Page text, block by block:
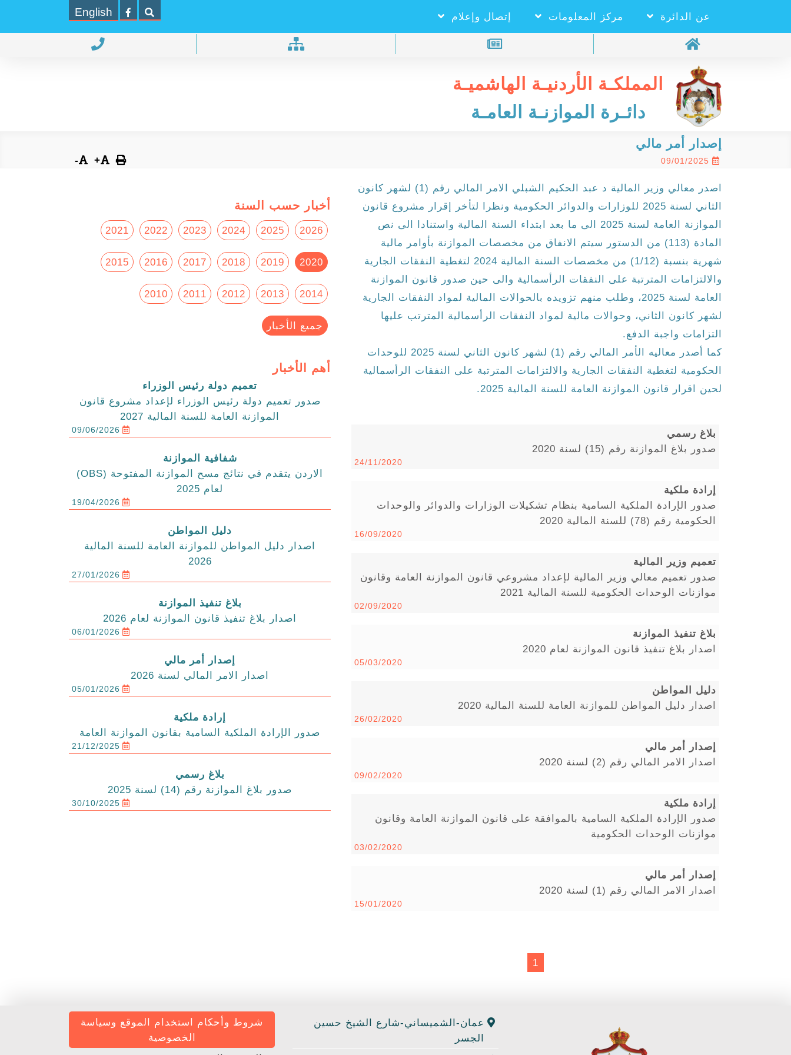
بحـث English
المملكـة الأردنيـة الهاشميـة
دائـرة الموازنـة العامـة
عن الدائرة مركز المعلومات إتصال وإعلام
إصدار أمر مالي
09/01/2025
+
-
اصدر معالي وزير المالية د عبد الحكيم الشبلي الامر المالي رقم (1) لشهر كانون
الثاني لسنة 2025 للوزارات والدوائر الحكومية ونظرا لتأخر إقرار مشروع قانون
الموازنة العامة لسنة 2025 الى ما بعد ابتداء السنة المالية واستنادا الى نص
المادة (113) من الدستور سيتم الانفاق من مخصصات الموازنة بأوامر مالية
شهرية بنسبة (1/12) من مخصصات السنة المالية 2024 لتغطية النفقات الجارية
والالتزامات المترتبة على النفقات الرأسمالية والى حين صدور قانون الموازنة
العامة لسنة 2025، وطلب منهم تزويده بالحوالات المالية لمواد النفقات الجارية
لشهر كانون الثاني، وحوالات مالية لمواد النفقات الرأسمالية المترتب عليها
التزامات واجبة الدفع.
كما أصدر معاليه الأمر المالي رقم (1) لشهر كانون الثاني لسنة 2025 للوحدات
الحكومية لتغطية النفقات الجارية والالتزامات المترتبة على النفقات الرأسمالية
لحين اقرار قانون الموازنة العامة للسنة المالية 2025.
بلاغ رسمي
صدور بلاغ الموازنة رقم (15) لسنة 2020
24/11/2020
إرادة ملكية
صدور الإرادة الملكية السامية بنظام تشكيلات الوزارات والدوائر والوحدات
الحكومية رقم (78) للسنة المالية 2020
16/09/2020
تعميم وزير المالية
صدور تعميم معالي وزير المالية لإعداد مشروعي قانون الموازنة العامة وقانون
موازنات الوحدات الحكومية للسنة المالية 2021
02/09/2020
بلاغ تنفيذ الموازنة
اصدار بلاغ تنفيذ قانون الموازنة لعام 2020
05/03/2020
دليل المواطن
اصدار دليل المواطن للموازنة العامة للسنة المالية 2020
26/02/2020
إصدار أمر مالي
اصدار الامر المالي رقم (2) لسنة 2020
09/02/2020
إرادة ملكية
صدور الإرادة الملكية السامية بالموافقة على قانون الموازنة العامة وقانون
موازنات الوحدات الحكومية
03/02/2020
إصدار أمر مالي
اصدار الامر المالي رقم (1) لسنة 2020
15/01/2020
1
أخبار حسب السنة
2026
2025
2024
2023
2022
2021
2020
2019
2018
2017
2016
2015
2014
2013
2012
2011
2010
جميع الأخبار
أهم الأخبار
تعميم دولة رئيس الوزراء
صدور تعميم دولة رئيس الوزراء لإعداد مشروع قانون
الموازنة العامة للسنة المالية 2027
09/06/2026
شفافية الموازنة
الاردن يتقدم في نتائج مسح الموازنة المفتوحة (OBS)
لعام 2025
19/04/2026
دليل المواطن
اصدار دليل المواطن للموازنة العامة للسنة المالية
2026
27/01/2026
بلاغ تنفيذ الموازنة
اصدار بلاغ تنفيذ قانون الموازنة لعام 2026
06/01/2026
إصدار أمر مالي
اصدار الامر المالي لسنة 2026
05/01/2026
إرادة ملكية
صدور الإرادة الملكية السامية بقانون الموازنة العامة
21/12/2025
بلاغ رسمي
صدور بلاغ الموازنة رقم (14) لسنة 2025
30/10/2025
عمان-الشميساني-شارع الشيخ حسين
الجسر
شروط وأحكام استخدام الموقع وسياسة
الخصوصية